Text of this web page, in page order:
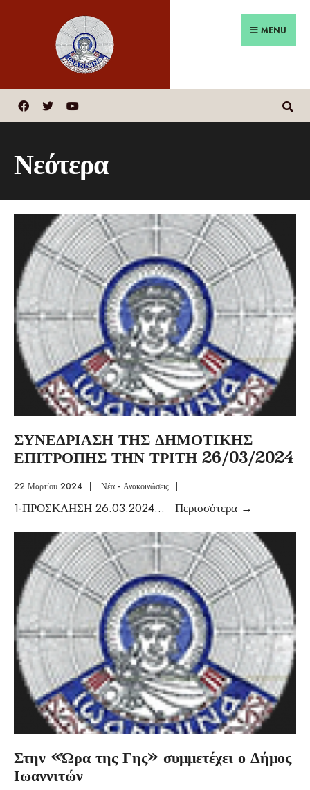
MENU
Νεότερα
ΣΥΝΕΔΡΙΑΣΗ ΤΗΣ ΔΗΜΟΤΙΚΗΣ
ΕΠΙΤΡΟΠΗΣ ΤΗΝ ΤΡΙΤΗ 26/03/2024
22 Μαρτίου 2024 Νέα - Ανακοινώσεις
1-ΠΡΟΣΚΛΗΣΗ 26.03.2024... Περισσότερα →
Στην «Ώρα της Γης» συμμετέχει ο Δήμος
Ιωαννιτών